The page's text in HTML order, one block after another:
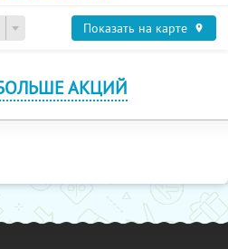
Показать на карте
АКЦИЙ